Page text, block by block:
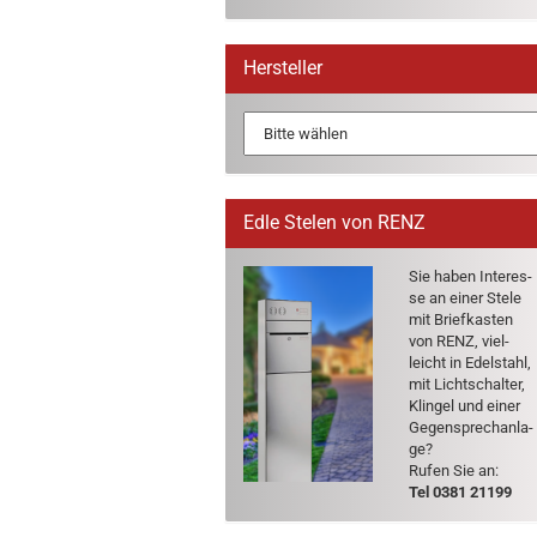
Hersteller
Edle Stelen von RENZ
Sie haben In­ter­es­
se an einer Stele
mit Brief­kas­ten
von RENZ, viel­
leicht in Edel­stahl,
mit Licht­schal­ter,
Klin­gel und einer
Ge­gen­sprech­an­la­
ge?
Rufen Sie an:
Tel 0381 21199